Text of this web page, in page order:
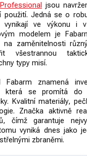
jsou
použití. Jedná se o
vynikají ve výkonu i v
modelem je
na zaměnitelnosti
všestrannou
typy misí.
Fabarm znamená
která se promítá do
Kvalitní materiály,
Značka aktivně
čímž garantuje
vyniká dnes jako
zbraněmi.